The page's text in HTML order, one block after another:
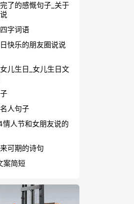
了的感慨句子_关于
字词语
快乐的朋友圈说说
儿生日_女儿生日文
人句子
人节和女朋友说的
可期的诗句
案简短